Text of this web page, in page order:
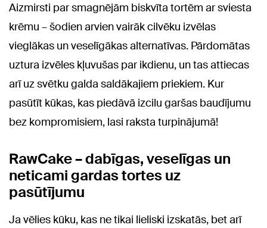
Aizmirsti par smagnējām biskvīta tortēm ar sviesta
krēmu – šodien arvien vairāk cilvēku izvēlas
vieglākas un veselīgākas alternatīvas. Pārdomātas
uztura izvēles kļuvušas par ikdienu, un tas attiecas
arī uz svētku galda saldākajiem priekiem. Kur
pasūtīt kūkas, kas piedāvā izcilu garšas baudījumu
bez kompromisiem, lasi raksta turpinājumā!
RawCake – dabīgas, veselīgas un
neticami gardas tortes uz
pasūtījumu
Ja vēlies kūku, kas ne tikai lieliski izskatās, bet arī